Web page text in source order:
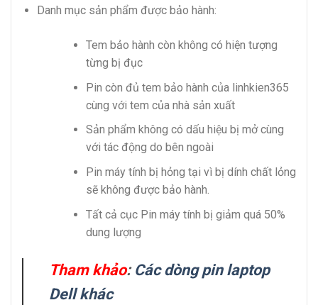
Danh mục sản phẩm được bảo hành:
Tem bảo hành còn không có hiện tượng
từng bị đục
Pin còn đủ tem bảo hành của linhkien365
cùng với tem của nhà sản xuất
Sản phẩm không có dấu hiệu bị mở cùng
với tác động do bên ngoài
Pin máy tính bị hỏng tại vì bị dính chất lỏng
sẽ không được bảo hành.
Tất cả cục Pin máy tính bị giảm quá 50%
dung lượng
Tham khảo: Các dòng pin laptop
Dell khác